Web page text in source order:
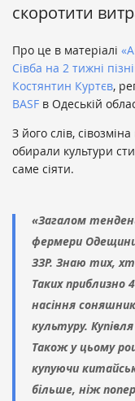
скоротити
Про це в матеріалі
Сівба на 2 тижні
Костянтин Куртєв,
BASF в Одеській
З його слів,
обирали культури
саме сіяти.
«Загалом
фермери
ЗЗР. Знаю тих,
Таких приблизно
насіння
культуру.
Також у цьому
купуючи
більше, ніж